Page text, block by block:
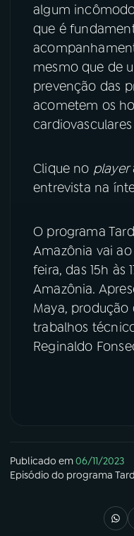
algum
que é
mesmo que de
prevenção das
acometem os
Clique no player
entrevista na
O programa
Amazônia vai
feira, das 15h às
Amazônia.
Maya,
trabalhos
Reginaldo
Publicado em06/11/2023
Episódio do programa